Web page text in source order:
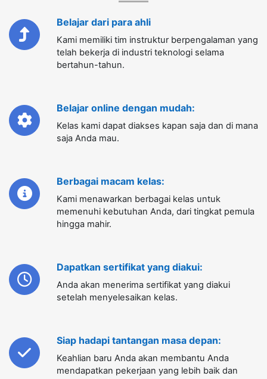
Belajar online dengan mudah:
Kelas kami dapat diakses kapan saja dan di mana
saja Anda mau.
Berbagai macam kelas:
Kami menawarkan berbagai kelas untuk
memenuhi kebutuhan Anda, dari tingkat pemula
Dapatkan sertifikat yang diakui:
Anda akan menerima sertifikat yang diakui
setelah menyelesaikan kelas.
Siap hadapi tantangan masa depan:
Keahlian baru Anda akan membantu Anda
mendapatkan pekerjaan yang lebih baik dan
Support Komunitas yang Aktif
kami juga memiliki support komunitas yang aktif